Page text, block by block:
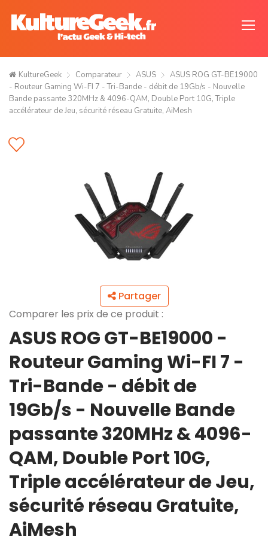
KultureGeek Comparateur ASUS
ASUS ROG GT-BE19000
- Routeur Gaming Wi-FI 7 - Tri-Bande - débit de 19Gb/s - Nouvelle
Bande passante 320MHz & 4096-QAM, Double Port 10G, Triple
accélérateur de Jeu, sécurité réseau Gratuite, AiMesh
Partager
Comparer les prix de ce produit :
ASUS ROG GT-BE19000 -
Routeur Gaming Wi-FI 7 -
Tri-Bande - débit de
19Gb/s - Nouvelle Bande
passante 320MHz & 4096-
QAM, Double Port 10G,
Triple accélérateur de Jeu,
sécurité réseau Gratuite,
AiMesh